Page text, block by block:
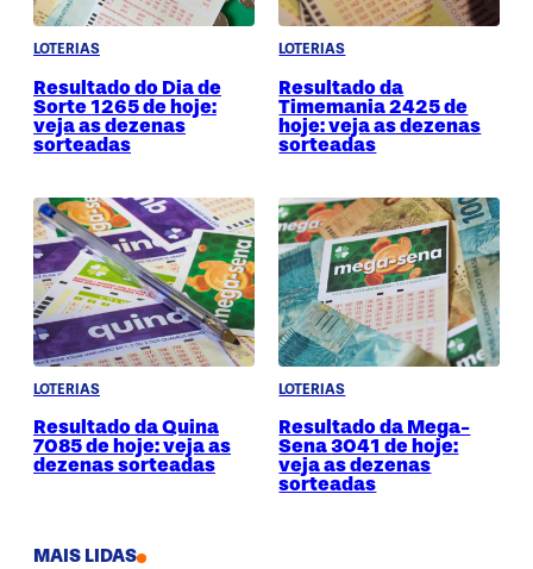
LOTERIAS
Resultado do Dia de
Sorte 1265 de hoje:
veja as dezenas
sorteadas
LOTERIAS
Resultado da
Timemania 2425 de
hoje: veja as dezenas
sorteadas
LOTERIAS
Resultado da Quina
7085 de hoje: veja as
dezenas sorteadas
LOTERIAS
Resultado da Mega-
Sena 3041 de hoje:
veja as dezenas
sorteadas
MAIS LIDAS